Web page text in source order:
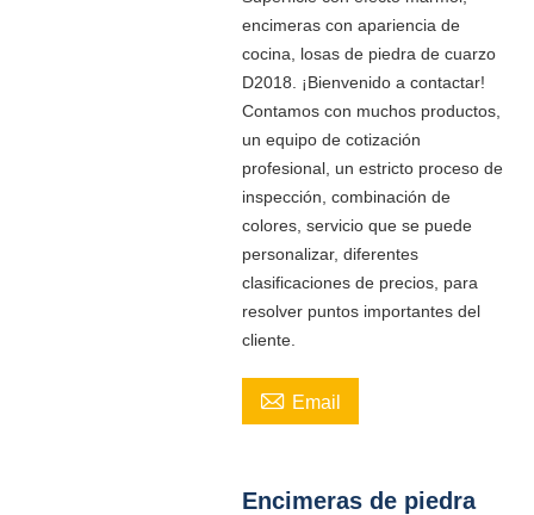
encimeras con apariencia de
cocina, losas de piedra de cuarzo
D2018. ¡Bienvenido a contactar!
Contamos con muchos productos,
un equipo de cotización
profesional, un estricto proceso de
inspección, combinación de
colores, servicio que se puede
personalizar, diferentes
clasificaciones de precios, para
resolver puntos importantes del
cliente.
 Email
Encimeras de piedra